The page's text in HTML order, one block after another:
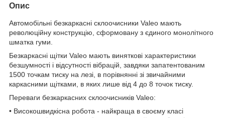
Опис
Автомобільні безкаркасні склоочисники Valeo мають
революційну конструкцію, сформовану з єдиного монолітного
шматка гуми.
Безкаркасні щітки Valeo мають виняткові характеристики
безшумності і відсутності вібрацій, завдяки запатентованим
1500 точкам тиску на лезі, в порівнянні зі звичайними
каркасними щітками, в яких лише від 4 до 8 точок тиску.
Переваги безкаркасних склоочисників Valeo:
• Високошвидкісна робота - найкраща в своєму класі